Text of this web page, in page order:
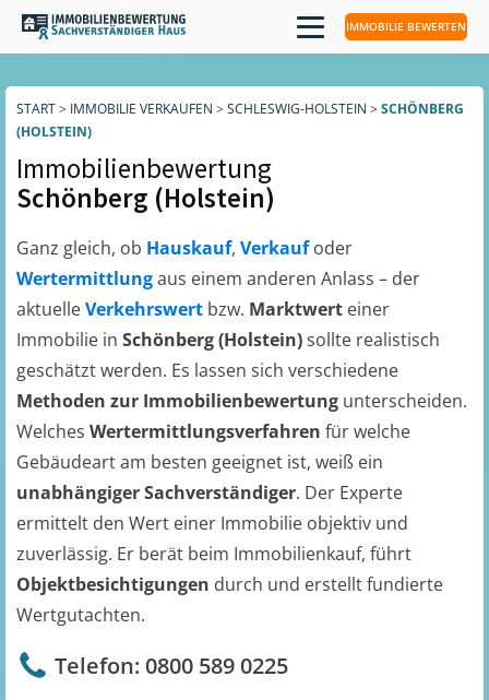
IMMOBILIE BEWERTEN
START> IMMOBILIE VERKAUFEN > SCHLESWIG-HOLSTEIN > SCHÖNBERG
(HOLSTEIN)
Immobilienbewertung
Schönberg (Holstein)
Ganz gleich, ob Hauskauf, Verkaufoder
Wertermittlungaus einem anderen Anlass – der
aktuelleVerkehrswert bzw. Marktwert einer
Immobilie in Schönberg (Holstein)sollte realistisch
geschätzt werden. Es lassen sich verschiedene
Methoden zur Immobilienbewertung unterscheiden.
Welches Wertermittlungsverfahren für welche
Gebäudeart am besten geeignet ist, weiß ein
unabhängiger Sachverständiger. Der Experte
ermittelt den Wert einer Immobilie objektiv und
zuverlässig. Er berät beim Immobilienkauf, führt
Objektbesichtigungen durch und erstellt fundierte
Wertgutachten.
Telefon: 0800 589 0225